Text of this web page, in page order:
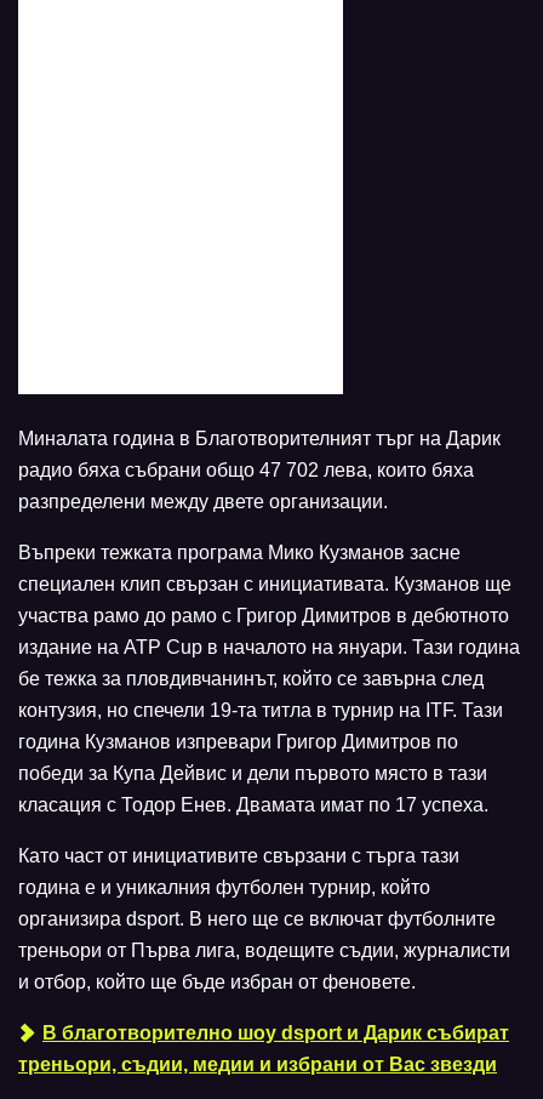
Миналата година в Благотворителният търг на Дарик
радио бяха събрани общо 47 702 лева, които бяха
разпределени между двете организации.
Въпреки тежката програма Мико Кузманов засне
специален клип свързан с инициативата. Кузманов ще
участва рамо до рамо с Григор Димитров в дебютното
издание на ATP Cup в началото на януари. Тази година
бе тежка за пловдивчанинът, който се завърна след
контузия, но спечели 19-та титла в турнир на ITF. Тази
година Кузманов изпревари Григор Димитров по
победи за Купа Дейвис и дели първото място в тази
класация с Тодор Енев. Двамата имат по 17 успеха.
Като част от инициативите свързани с търга тази
година е и уникалния футболен турнир, който
организира dsport. В него ще се включат футболните
треньори от Първа лига, водещите съдии, журналисти
и отбор, който ще бъде избран от феновете.
В благотворително шоу dsport и Дарик събират
треньори, съдии, медии и избрани от Вас звезди